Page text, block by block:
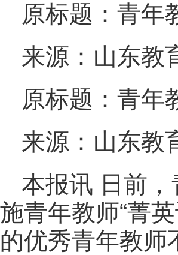
原标题：青年
来源：山东教
原标题：青年
来源：山东教
本报讯 日前
施青年教师“菁
的优秀青年教师